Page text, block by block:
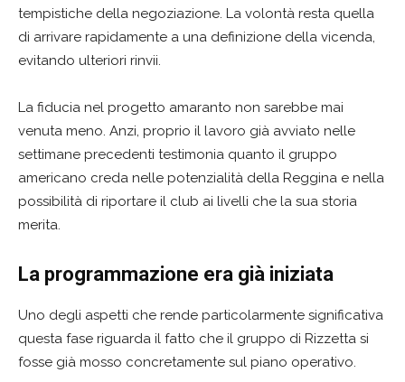
tempistiche della negoziazione. La volontà resta quella
di arrivare rapidamente a una definizione della vicenda,
evitando ulteriori rinvii.
La fiducia nel progetto amaranto non sarebbe mai
venuta meno. Anzi, proprio il lavoro già avviato nelle
settimane precedenti testimonia quanto il gruppo
americano creda nelle potenzialità della Reggina e nella
possibilità di riportare il club ai livelli che la sua storia
merita.
La programmazione era già iniziata
Uno degli aspetti che rende particolarmente significativa
questa fase riguarda il fatto che il gruppo di Rizzetta si
fosse già mosso concretamente sul piano operativo.